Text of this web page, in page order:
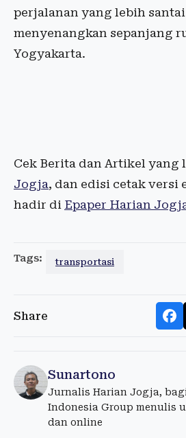
perjalanan yang lebih
menyenangkan sepanjang
Yogyakarta.
Cek Berita dan Artikel yang
Jogja, dan edisi cetak versi
hadir di Epaper Harian
Tags: transportasi
Share
Sunartono
Jurnalis Harian Jogja,
Indonesia Group menulis
dan online